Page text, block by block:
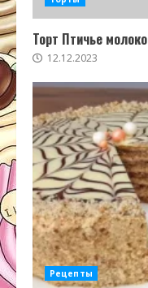
Торт Птичье молоко
12.12.2023
Рецепты